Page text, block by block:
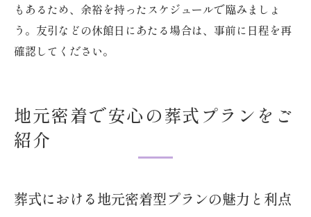
もあるため、余裕を持ったスケジュールで臨みましょ
う。友引などの休館日にあたる場合は、事前に日程を再
確認してください。
地元密着で安心の葬式プランをご
紹介
葬式における地元密着型プランの魅力と利点